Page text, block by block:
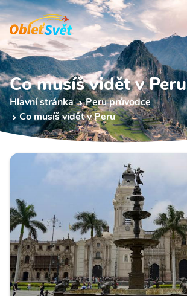
Co musíš vidět v Peru
Hlavní stránka
Peru průvodce
Co musíš vidět v Peru